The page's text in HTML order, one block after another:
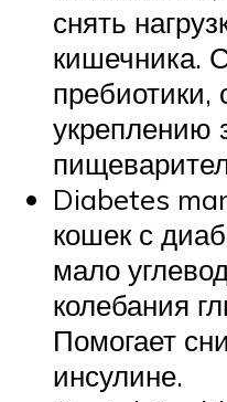
снять
кишечника.
укреплению
Diabetes
кошек с
мало
колебания
Помогает
инсулине.